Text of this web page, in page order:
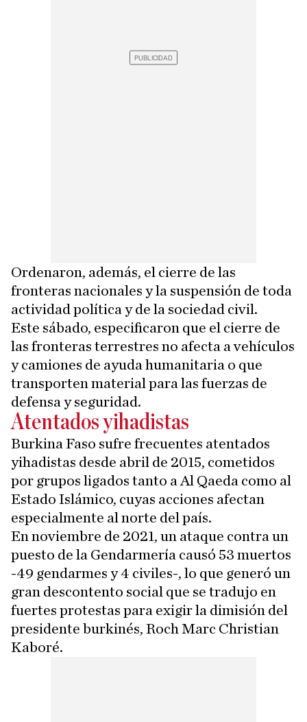
Ordenaron, además, el cierre de las
fronteras nacionales y la suspensión de toda
actividad política y de la sociedad civil.
Este sábado, especificaron que el cierre de
las fronteras terrestres no afecta a vehículos
y camiones de ayuda humanitaria o que
transporten material para las fuerzas de
defensa y seguridad.
Atentados yihadistas
Burkina Faso sufre frecuentes atentados
yihadistas desde abril de 2015, cometidos
por grupos ligados tanto a Al Qaeda como al
Estado Islámico, cuyas acciones afectan
especialmente al norte del país.
En noviembre de 2021, un ataque contra un
puesto de la Gendarmería causó 53 muertos
-49 gendarmes y 4 civiles-, lo que generó un
gran descontento social que se tradujo en
fuertes protestas para exigir la dimisión del
presidente burkinés, Roch Marc Christian
Kaboré.